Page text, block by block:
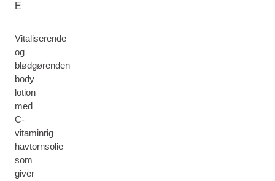
E
Vitaliserende
og
blødgørenden
body
lotion
med
C-
vitaminrig
havtornsolie
som
giver